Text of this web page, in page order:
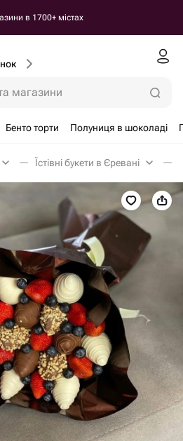
в 1700+ містах
магазини
Бенто торти Полуниця в шоколаді
Їстівні букети в Єревані